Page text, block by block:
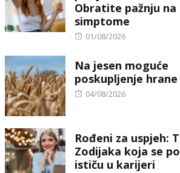
Obratite pažnju na
simptome
Posted
01/08/2026
Na jesen moguće
poskupljenje
Posted
04/08/2026
Rođeni za uspjeh:
Zodijaka koja se
ističu u karijeri